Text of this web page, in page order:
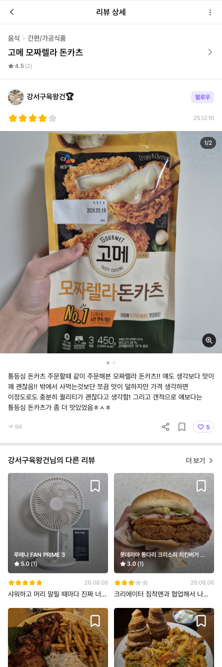
리뷰 상세
음식 간편/가공식품
고메 모짜렐라 돈카츠
4.5 (2)
강서구육왕건🏆 팔로우
25.12.16
1/2
통등심 돈카츠 주문할때 같이 주문해본 모짜렐라 돈카츠!! 얘도 생각보다 맛이
꽤 괜찮음!! 밖에서 사먹는것보단 쪼끔 맛이 덜하지만 가격 생각하면
이정도로도 충분히 퀄리티가 괜찮다고 생각함! 그리고 갠적으로 얘보다는
통등심 돈카츠가 좀 더 맛있었음ㅎㅅㅎ
94 5
강서구육왕건님의 다른 리뷰 더 보기
루메나 FAN PRIME 3
5.0 (1)
26.08.08
샤워하고 머리 말릴 때마다 진짜 너무
롯데리아 통다리 크리스피 치킨버거 세
트(그릭랜치)
3.0 (1)
26.08.06
크리에이터 침착맨과 협업해서 나온
스피